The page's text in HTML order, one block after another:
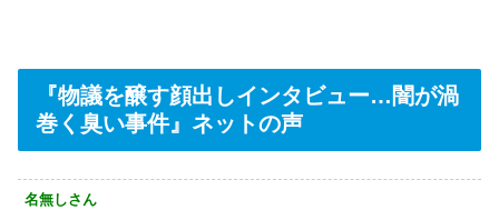
『物議を醸す顔出しインタビュー…闇が渦
巻く臭い事件』ネットの声
名無しさん